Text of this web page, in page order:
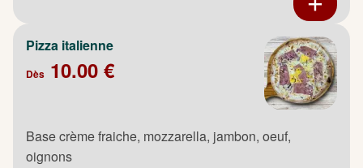
Pizza italienne
Dès 10.00 €
Base crème fraiche, mozzarella, jambon, oeuf,
oignons